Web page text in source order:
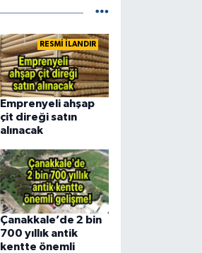
RESMİ İLANDIR
Emprenyeli ahşap
çit direği satın
alınacak
Çanakkale’de 2 bin
700 yıllık antik
kentte önemli